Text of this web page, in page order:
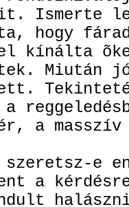
Ismerte
hogy
kínálta
Miután
a
e
a